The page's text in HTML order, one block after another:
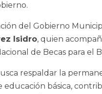
del Gobierno
Isidro, quien
de Becas para el
respaldar la
educación básica,